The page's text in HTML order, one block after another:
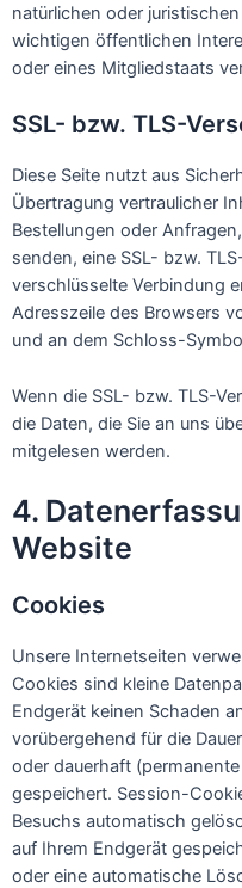
natürlichen oder
wichtigen öffentlichen
oder eines Mitgliedstaats
SSL- bzw. TLS-
Diese Seite nutzt aus
Übertragung vertraulicher
Bestellungen oder
senden, eine SSL- bzw.
verschlüsselte Verbindung
Adresszeile des Browsers
und an dem Schloss-
Wenn die SSL- bzw. TLS-
die Daten, die Sie an uns
mitgelesen werden.
4.
Website
Cookies
Unsere Internetseiten
Cookies sind kleine
Endgerät keinen Schaden
vorübergehend für die
oder dauerhaft
gespeichert. Session-
Besuchs automatisch
auf Ihrem Endgerät
oder eine automatische